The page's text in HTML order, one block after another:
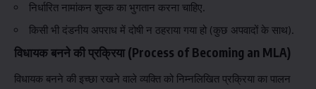
निर्धारित नामांकन शुल्क का भुगतान करना चाहिए.
किसी भी दंडनीय अपराध में दोषी न ठहराया गया हो (कुछ अपवादों के साथ).
विधायक बनने की प्रक्रिया (Process of Becoming an MLA)
विधायक बनने की इच्छा रखने वाले व्यक्ति को निम्नलिखित प्रक्रिया का पालन